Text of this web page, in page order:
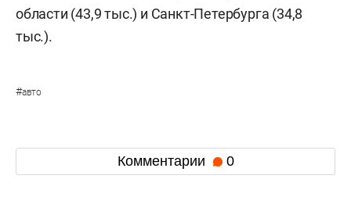
области (43,9 тыс.) и Санкт-Петербурга (34,8
тыс.).
#авто
Комментарии 0